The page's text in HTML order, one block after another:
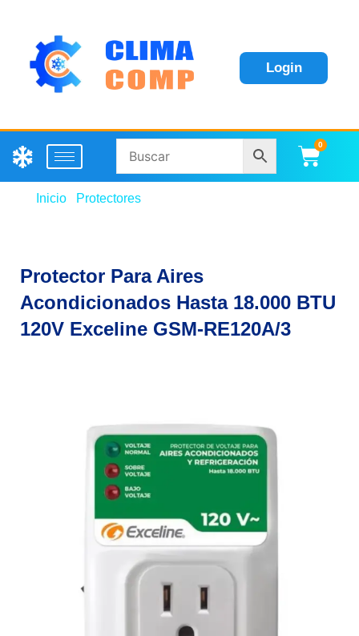
Login
0
Inicio Protectores
Protector Para Aires
Acondicionados Hasta 18.000 BTU
120V Exceline GSM-RE120A/3